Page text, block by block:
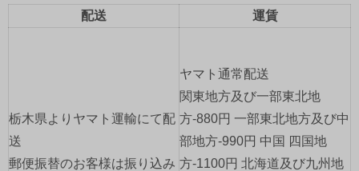
ー
ン
配送
運賃
栃木県よりヤマト運輸にて配
送
郵便振替のお客様は振り込み
ヤマト通常配送
関東地方及び一部東北地
方-880円 一部東北地方及び中
部地方-990円 中国 四国地
方-1100円 北海道及び九州地